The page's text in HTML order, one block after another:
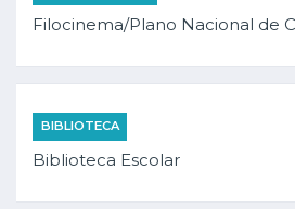
Filocinema/Plano Nacional de
BIBLIOTECA
Biblioteca Escolar